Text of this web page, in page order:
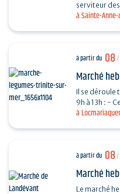
à Sainte-
serviteur
transforme
à Locmariaquer
à partir du 08/
Marché
Il se déroule
9h à 13h : - Centre Bourg de septembre à mai. -
Place De
à partir du 08/
Marché
Le marché